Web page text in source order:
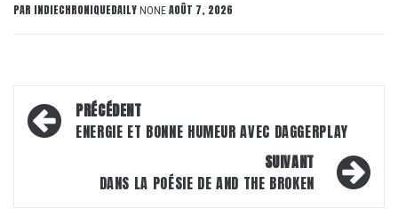
PAR INDIECHRONIQUEDAILY NONE AOÛT 7, 2026
Navigation
d’article
PRÉCÉDENT
ENERGIE ET BONNE HUMEUR AVEC DAGGERPLAY
SUIVANT
DANS LA POÉSIE DE AND THE BROKEN